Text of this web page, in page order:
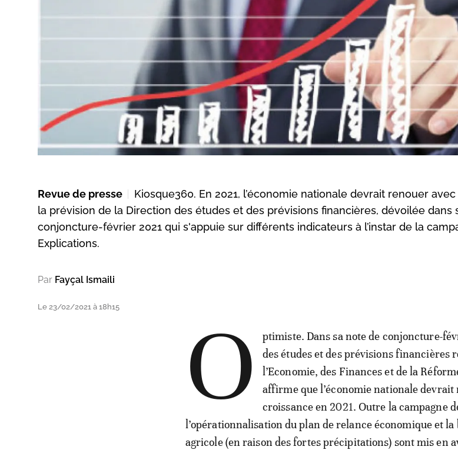
Revue de presse
Kiosque360. En 2021, l’économie nationale devrait renouer
la prévision de la Direction des études et des prévisions financières, dévoilée dans
conjoncture-février 2021 qui s'appuie sur différents indicateurs à l’instar de la
Explications.
Par Fayçal Ismaili
Le 23/02/2021 à 18h15 O
ptimiste. Dans sa note de conjoncture-
des études et des prévisions financières
l’Economie, des Finances et de la
affirme que l’économie nationale devrait
croissance en 2021. Outre la campagne
l’opérationnalisation du plan de relance économique et la
agricole (en raison des fortes précipitations) sont mis en